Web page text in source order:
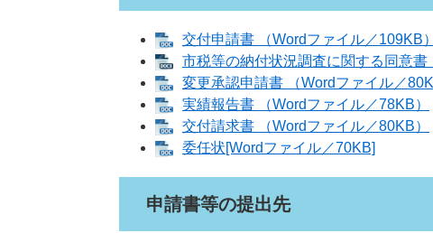
交付申請書 （Wordファイル／109KB）
市税等の納付状況調査に関する同意書
変更承認申請書 （Wordファイル／
実績報告書 （Wordファイル／78KB）
交付請求書 （Wordファイル／80KB）
委任状[Wordファイル／70KB]
申請書等の提出先